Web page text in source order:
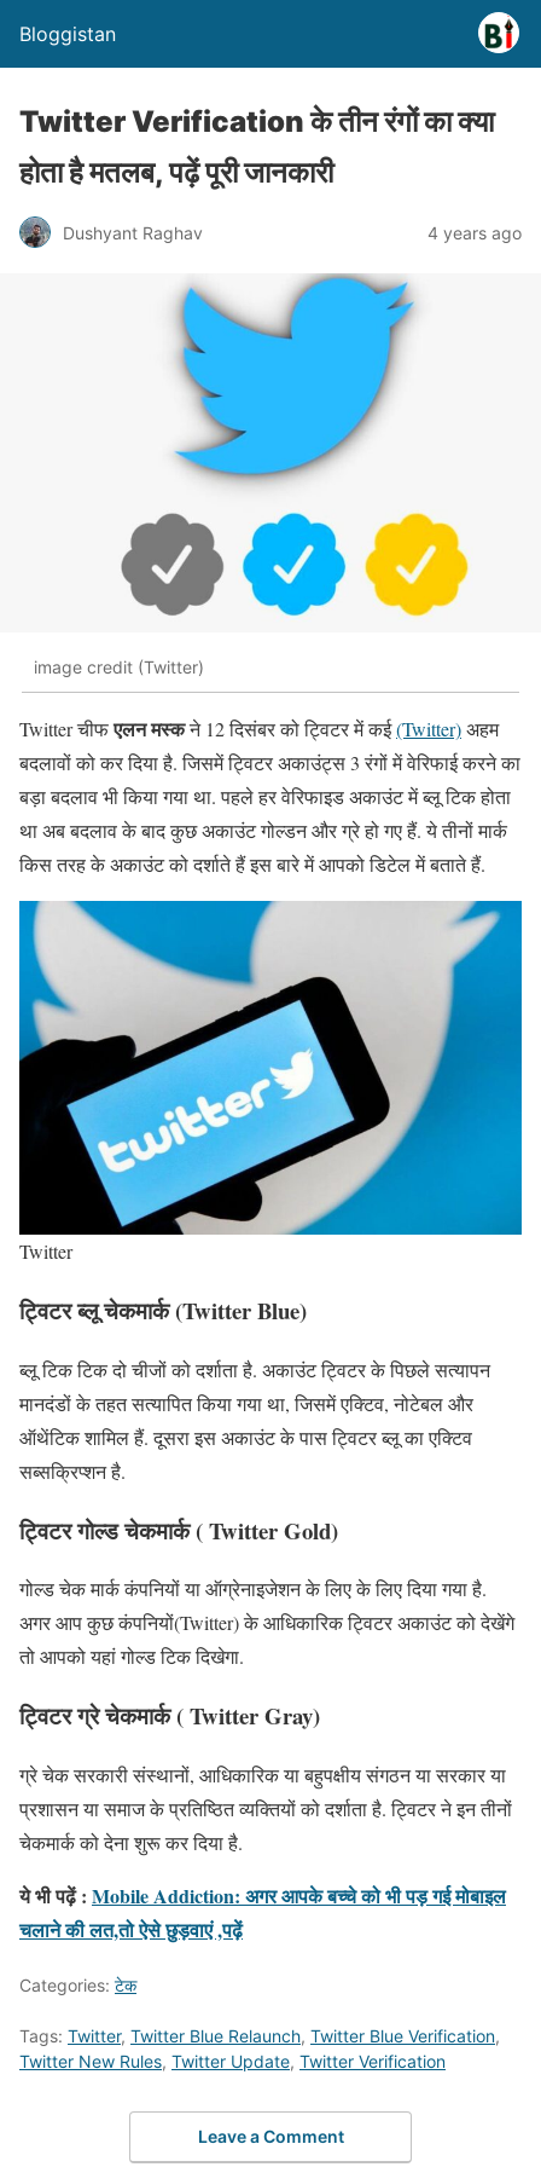
Bloggistan
Twitter Verification के तीन रंगों का क्या
होता है मतलब, पढ़ें पूरी जानकारी
Dushyant Raghav 4 years ago
image credit (Twitter)
Twitter चीफएलन मस्कने 12 दिसंबर को ट्विटर में कई(Twitter)अहम
बदलावों को कर दिया है. जिसमें ट्विटर अकाउंट्स 3 रंगों में वेरिफाई करने का
बड़ा बदलाव भी किया गया था. पहले हर वेरिफाइड अकाउंट में ब्लू टिक होता
था अब बदलाव के बाद कुछ अकाउंट गोल्डन और ग्रे हो गए हैं. ये तीनों मार्क
किस तरह के अकाउंट को दर्शाते हैं इस बारे में आपको डिटेल में बताते हैं.
Twitter
ट्विटर ब्लू चेकमार्क (Twitter Blue)
ब्लू टिक टिक दो चीजों को दर्शाता है. अकाउंट ट्विटर के पिछले सत्यापन
मानदंडों के तहत सत्यापित किया गया था, जिसमें एक्टिव, नोटेबल और
ऑथेंटिक शामिल हैं. दूसरा इस अकाउंट के पास ट्विटर ब्लू का एक्टिव
सब्सक्रिप्शन है.
ट्विटर गोल्ड चेकमार्क ( Twitter Gold)
गोल्ड चेक मार्क कंपनियों या ऑग्रेनाइजेशन के लिए के लिए दिया गया है.
अगर आप कुछ कंपनियों(Twitter) के आधिकारिक ट्विटर अकाउंट को देखेंगे
तो आपको यहां गोल्ड टिक दिखेगा.
ट्विटर ग्रे चेकमार्क ( Twitter Gray)
ग्रे चेक सरकारी संस्थानों, आधिकारिक या बहुपक्षीय संगठन या सरकार या
प्रशासन या समाज के प्रतिष्ठित व्यक्तियों को दर्शाता है. ट्विटर ने इन तीनों
चेकमार्क को देना शुरू कर दिया है.
ये भी पढ़ें : Mobile Addiction: अगर आपके बच्चे को भी पड़ गई मोबाइल
चलाने की लत,तो ऐसे छुड़वाएं ,पढ़ें
Categories: टेक
Tags: Twitter, Twitter Blue Relaunch, Twitter Blue Verification,
Twitter New Rules, Twitter Update, Twitter Verification
Leave a Comment